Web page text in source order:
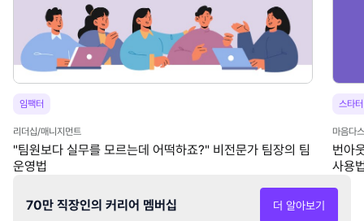
임팩터
리더십/매니지먼트
"팀원보다 실무를 모르는데 어떡하죠?" 비전문가 팀장의 팀
운영법
스타터
마음다
번아
사용
70만 직장인의 커리어 멤버십 더 알아보기